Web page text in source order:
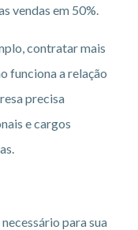
vendas em 50%.
contratar mais
funciona a relação
precisa
e cargos
para sua